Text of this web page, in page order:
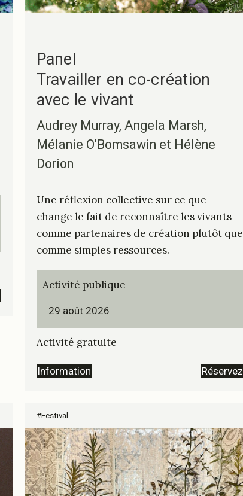
Panel
Travailler en co-création
avec le vivant
Audrey Murray, Angela Marsh,
Mélanie O'Bomsawin et Hélène
Dorion
Une réflexion collective sur ce que
change le fait de reconnaître les vivants
comme partenaires de création plutôt que
comme simples ressources.
Activité publique
29 août 2026
Activité gratuite
Information Réservez
#Festival